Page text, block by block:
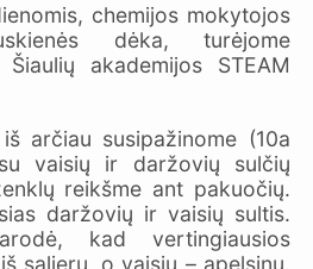
chemijos mokytojos
dėka, turėjome
akademijos STEAM
arčiau susipažinome (10a
vaisių ir daržovių sulčių
reikšme ant pakuočių.
daržovių ir vaisių sultis.
kad vertingiausios
salierų, o vaisių – apelsinų.